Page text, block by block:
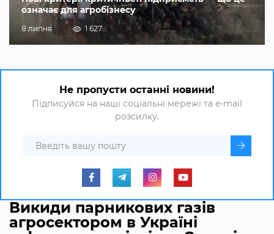
означає для агробізнесу
8 липня 1 627
Не пропусти останні новини!
Підписуйся на наші соціальні мережі та e-mail
розсилку.
Викиди парникових газів
агросектором в Україні